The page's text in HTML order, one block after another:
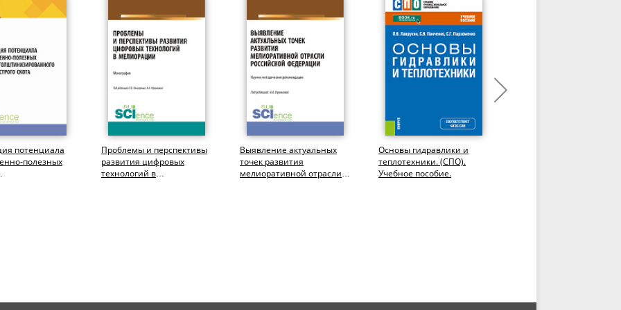
потенциала
полезных
Проблемы и перспективы
развития цифровых
технологий в
Выявление актуальных
точек развития
мелиоративной отрасли
Основы гидравлики и
теплотехники. (СПО).
Учебное пособие.